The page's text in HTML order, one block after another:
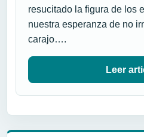
resucitado la figura de los
nuestra esperanza de no
carajo….
Leer